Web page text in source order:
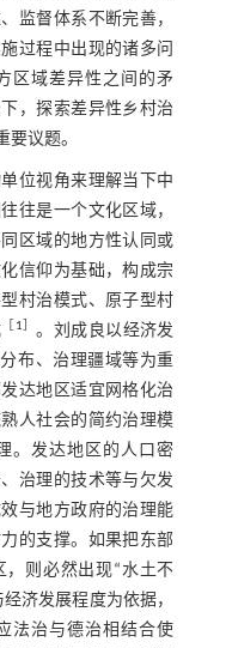
监督体系不断完善，
过程中出现的诸多问
区域差异性之间的矛
，探索差异性乡村治
议题。
位视角来理解当下中
往是一个文化区域，
区域的地方性认同或
信仰为基础，构成宗
村治模式、原子型村
1
。刘成良以经济发
布、治理疆域等为重
达地区适宜网格化治
人社会的简约治理模
。发达地区的人口密
治理的技术等与欠发
与地方政府的治理能
的支撑。如果把东部
则必然出现“水土不
济发展程度为依据，
法治与德治相结合使